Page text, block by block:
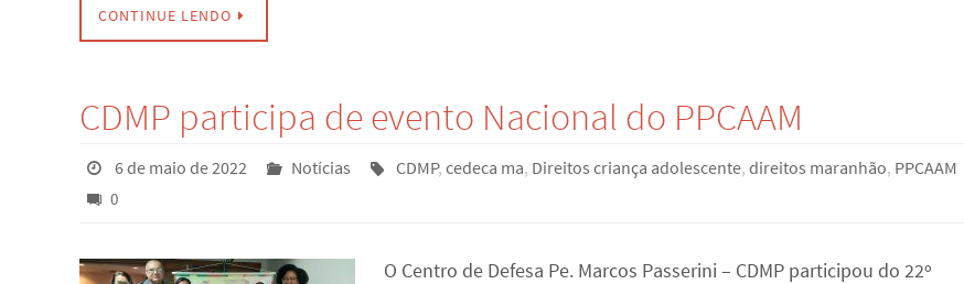
CONTINUE LENDO
CDMP participa de evento Nacional do PPCAAM
6 de maio de 2022 Notícias CDMP,cedeca ma, Direitos criança adolescente,direitos maranhão, PPCAAM
0
O Centro de Defesa Pe. Marcos Passerini – CDMP participou do 22º